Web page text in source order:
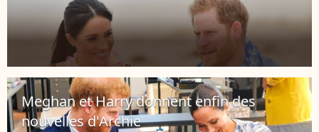
Meghan et Harry donnent enfin des
nouvelles d'Archie